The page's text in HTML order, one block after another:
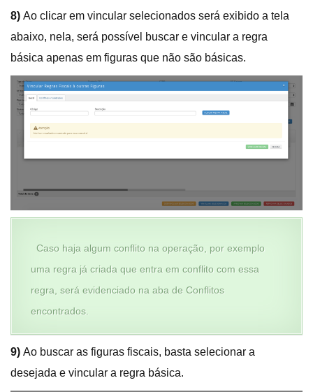
8) Ao clicar em vincular selecionados será exibido a tela
abaixo, nela, será possível buscar e vincular a regra
básica apenas em figuras que não são básicas.
Caso haja algum conflito na operação, por exemplo
uma regra já criada que entra em conflito com essa
regra, será evidenciado na aba de Conflitos
encontrados.
9) Ao buscar as figuras fiscais, basta selecionar a
desejada e vincular a regra básica.